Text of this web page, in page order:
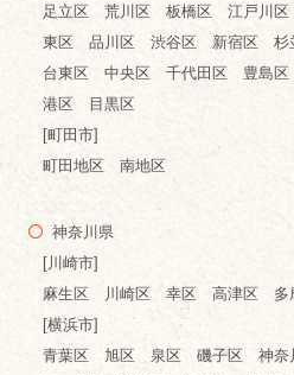
足立区 荒川区 板橋区 江戸川
東区 品川区 渋谷区 新宿区 杉
台東区 中央区 千代田区 豊島
港区 目黒区
[町田市]
町田地区 南地区
神奈川県
[川崎市]
麻生区 川崎区 幸区 高津区 多
[横浜市]
青葉区 旭区 泉区 磯子区 神